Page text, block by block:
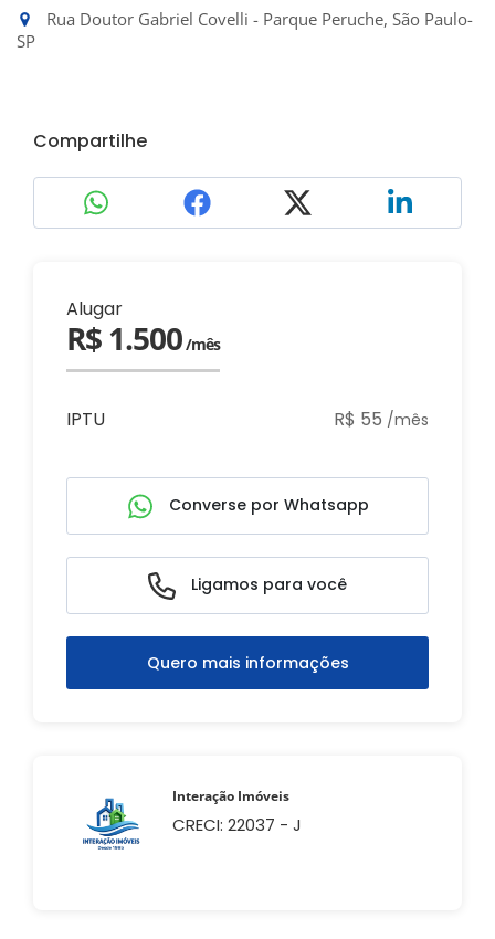
Rua Doutor Gabriel Covelli - Parque Peruche, São Paulo-
SP
Compartilhe
Alugar
R$ 1.500/mês
IPTU R$ 55 /mês
Converse por Whatsapp
Ligamos para você
Quero mais informações
Interação Imóveis
CRECI: 22037 - J